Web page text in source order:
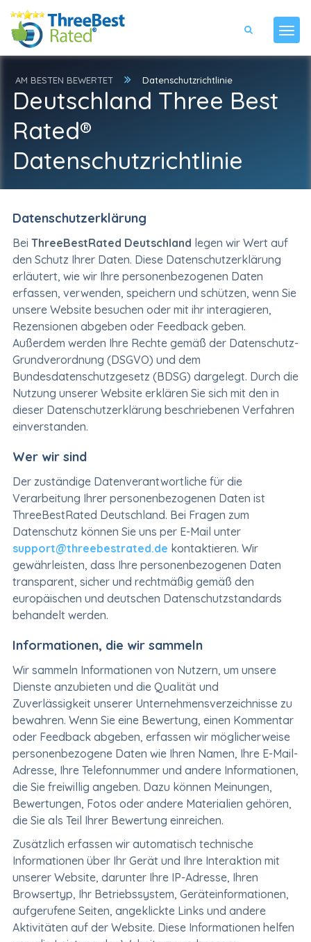
AM BESTEN BEWERTET Datenschutzrichtlinie
Deutschland Three Best
Rated®
Datenschutzrichtlinie
Datenschutzerklärung
Bei ThreeBestRated Deutschland legen wir Wert auf
den Schutz Ihrer Daten. Diese Datenschutzerklärung
erläutert, wie wir Ihre personenbezogenen Daten
erfassen, verwenden, speichern und schützen, wenn Sie
unsere Website besuchen oder mit ihr interagieren,
Rezensionen abgeben oder Feedback geben.
Außerdem werden Ihre Rechte gemäß der Datenschutz-
Grundverordnung (DSGVO) und dem
Bundesdatenschutzgesetz (BDSG) dargelegt. Durch die
Nutzung unserer Website erklären Sie sich mit den in
dieser Datenschutzerklärung beschriebenen Verfahren
einverstanden.
Wer wir sind
Der zuständige Datenverantwortliche für die
Verarbeitung Ihrer personenbezogenen Daten ist
ThreeBestRated Deutschland. Bei Fragen zum
Datenschutz können Sie uns per E-Mail unter
support@threebestrated.de kontaktieren. Wir
gewährleisten, dass Ihre personenbezogenen Daten
transparent, sicher und rechtmäßig gemäß den
europäischen und deutschen Datenschutzstandards
behandelt werden.
Informationen, die wir sammeln
Wir sammeln Informationen von Nutzern, um unsere
Dienste anzubieten und die Qualität und
Zuverlässigkeit unserer Unternehmensverzeichnisse zu
bewahren. Wenn Sie eine Bewertung, einen Kommentar
oder Feedback abgeben, erfassen wir möglicherweise
personenbezogene Daten wie Ihren Namen, Ihre E-Mail-
Adresse, Ihre Telefonnummer und andere Informationen,
die Sie freiwillig angeben. Dazu können Meinungen,
Bewertungen, Fotos oder andere Materialien gehören,
die Sie als Teil Ihrer Bewertung einreichen.
Zusätzlich erfassen wir automatisch technische
Informationen über Ihr Gerät und Ihre Interaktion mit
unserer Website, darunter Ihre IP-Adresse, Ihren
Browsertyp, Ihr Betriebssystem, Geräteinformationen,
aufgerufene Seiten, angeklickte Links und andere
Aktivitäten auf der Website. Diese Informationen helfen